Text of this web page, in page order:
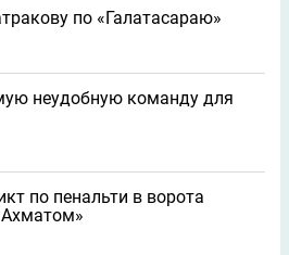
по «Галатасараю»
неудобную команду для
по пенальти в ворота